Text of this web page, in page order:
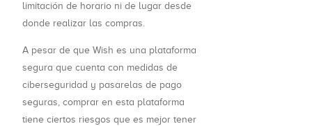
limitación de horario ni de lugar desde
donde realizar las compras.
A pesar de que Wish es una plataforma
segura que cuenta con medidas de
ciberseguridad y pasarelas de pago
seguras, comprar en esta plataforma
tiene ciertos riesgos que es mejor tener